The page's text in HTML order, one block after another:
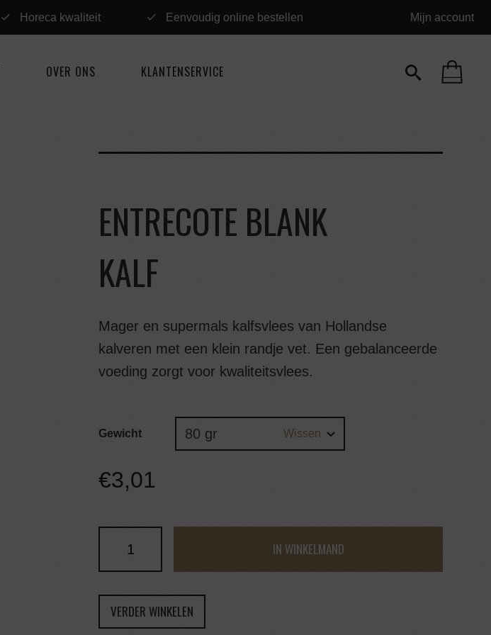
Horeca kwaliteit Eenvoudig online bestellen Mijn account
OVER ONS KLANTENSERVICE
ENTRECOTE BLANK
KALF
Mager en supermals kalfsvlees van Hollandse
kalveren met een klein randje vet. Een gebalanceerde
voeding zorgt voor kwaliteitsvlees.
Gewicht Wissen
€3,01
IN WINKELMAND
VERDER WINKELEN